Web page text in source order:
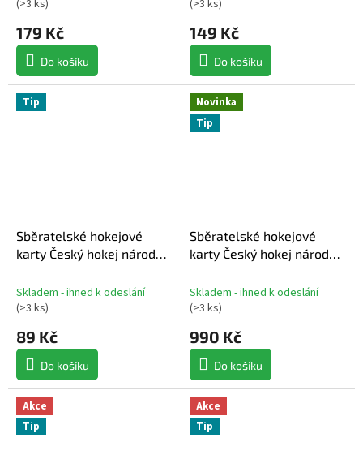
(>3 ks)
179 Kč
Do košíku
(>3 ks)
149 Kč
Do košíku
Tip
Sběratelské hokejové
karty Český hokej národní
2024/2025 Series 2 hobby
balíček
Skladem - ihned k odeslání
(>3 ks)
89 Kč
Do košíku
Novinka
Tip
Sběratelské hokejové
karty Český hokej národní
2025/2026 Series 1 hobby
box
Skladem - ihned k odeslání
(>3 ks)
990 Kč
Do košíku
Akce
Tip
Akce
Tip